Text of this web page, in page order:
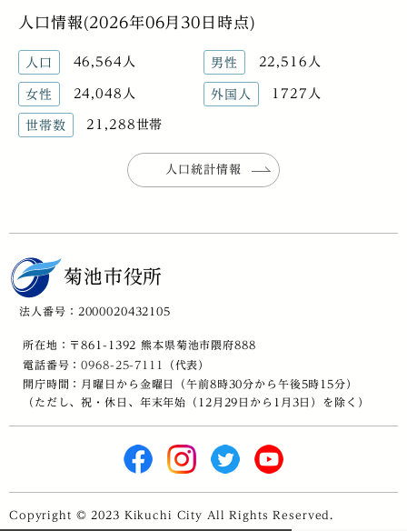
人口情報(2026年06月30日時点)
人口 46,564人 男性 22,516人
女性 24,048人 外国人 1727人
世帯数 21,288世帯
人口統計情報
菊池市役所
法人番号：2000020432105
所在地：〒861-1392 熊本県菊池市隈府888
電話番号：0968-25-7111
（代表）
開庁時間：月曜日から金曜日（午前8時30分から午後5時15分）
（ただし、祝・休日、年末年始（12月29日から1月3日）を除く）
Copyright © 2023 Kikuchi City All Rights Reserved.